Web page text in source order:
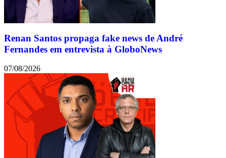
Renan Santos propaga fake news de André
Fernandes em entrevista à GloboNews
07/08/2026